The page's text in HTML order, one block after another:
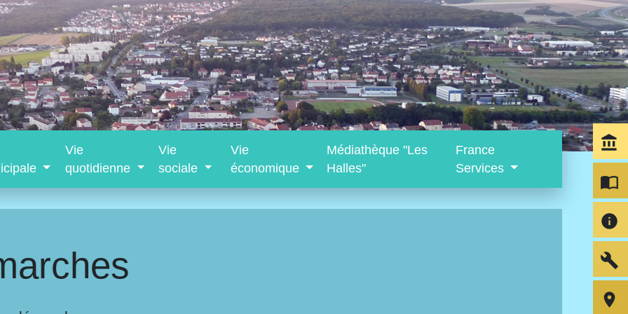
Vie
quotidienne
Vie
sociale
Vie
économique
Médiathèque "Les
Halles"
France
Services
account_balance
import_contacts
info
build
room